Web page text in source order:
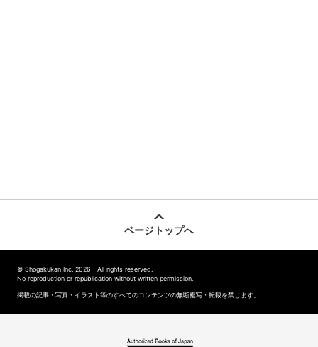
ページトップへ
© Shogakukan Inc. 2026 All rights reserved.
No reproduction or republication without written permission.
掲載の記事・写真・イラスト等のすべてのコンテンツの無断複写・転載を禁じます。